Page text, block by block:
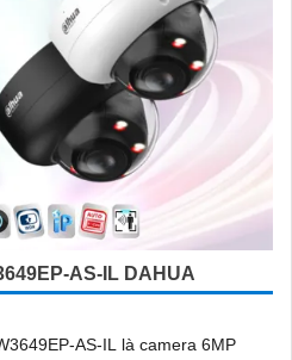
AS-IL DAHUA
AS-IL là camera 6MP